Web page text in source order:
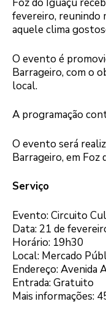
Foz do Iguaçu
fevereiro, reunindo
aquele clima
O evento é
Barrageiro, com o
local.
A programação
O evento será
Barrageiro, em Foz
Serviço
Evento: Circuito
Data: 21 de
Horário: 19h30
Local: Mercado
Endereço: Avenida
Entrada: Gratuito
Mais informações: